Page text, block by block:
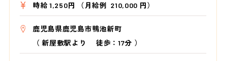
時給 1,250円 （月給例 210,000 円）
鹿児島県鹿児島市鴨池新町
（新屋敷駅より 徒歩：17分 ）